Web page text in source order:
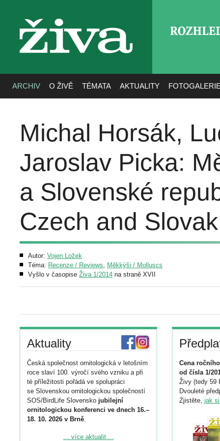
živa
ARCHIV O ŽIVĚ TÉMATA AKTUALITY
Michal Horsák,
Jaroslav Picka:
a Slovenské
Czech and
Autor: Vojen Ložek
Téma: Recenze / Reviews, Měkkýši / Molluscs
Vyšlo v časopise Živa 1/2014 na straně XVII
Aktuality
Česká společnost ornitologická v letošním
roce slaví 100. výročí svého vzniku a při
té příležitosti pořádá ve spolupráci
se Slovenskou ornitologickou společností
SOS/BirdLife Slovensko jubilejní
ornitologickou konferenci ve dnech 16.–
18. 10. 2026 v Brně.
Podrobnější informace ke konferenci
... více aktualit ...
Cena
od čísla 1/
Živy (tedy 59
Dvouleté
Zjistěte, jak